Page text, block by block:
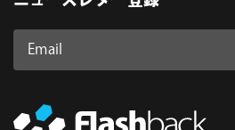
Email
ス